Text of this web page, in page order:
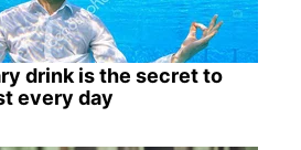
drink is the secret to
every day